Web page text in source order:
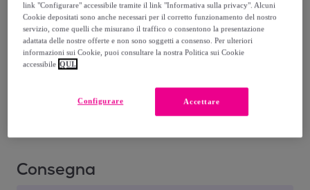
32,90 €
82,00 €
-59%
Datex-Trade
Consegna
link "Configurare" accessibile tramite il link "Informativa sulla privacy". Alcuni
Cookie depositati sono anche necessari per il corretto funzionamento del nostro
servizio, come quelli che misurano il traffico o consentono la presentazione
adattata delle nostre offerte e non sono soggetti a consenso. Per ulteriori
informazioni sui Cookie, puoi consultare la nostra Politica sui Cookie
accessibile QUI.
Accettare
Configurare